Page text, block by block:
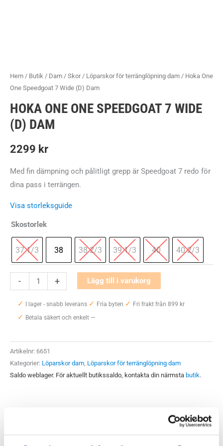
Hem / Butik / Dam / Skor/ Löparskor för terränglöpning dam / Hoka One
One Speedgoat 7 Wide (D) Dam
HOKA ONE ONE SPEEDGOAT 7 WIDE
(D) DAM
2299 kr
Med fin dämpning och pålitligt grepp är Speedgoat 7 redo för
dina pass i terrängen.
Visa storleksguide
Skostorlek
37 1/3 38 38 2/3 39 1/3 40 40 2/3
-
One
One
Speedgoat
(D)
Dam
+ Lägg till i varukorg
✓ I lager - snabb leverans ✓ Fria byten ✓ Fri frakt från 899 kr
✓ Betala säkert och enkelt —
Artikelnr: 6651
Kategorier: Löparskor dam Löparskor för terränglöpning dam
Saldo weblager. För aktuellt butikssaldo, kontakta din närmsta butik.